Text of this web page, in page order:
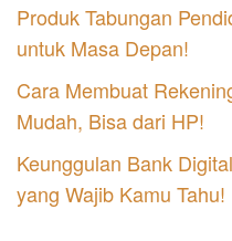
Produk Tabungan
untuk Masa Depan!
Cara Membuat
Mudah, Bisa dari HP!
Keunggulan Bank
yang Wajib Kamu Tahu!